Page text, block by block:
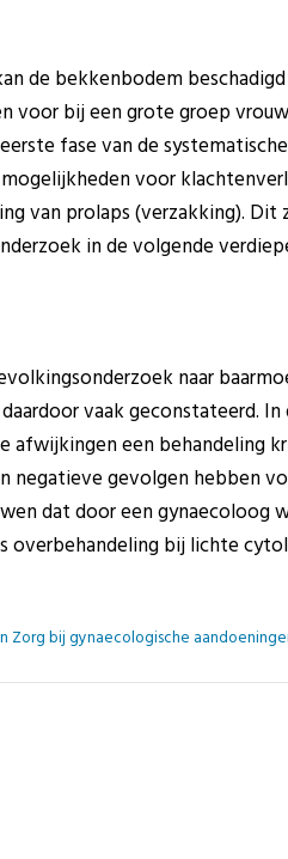
de bekkenbodem
voor bij een grote groep
fase van de
voor
van prolaps (verzakking). Dit
in de volgende
naar
vaak geconstateerd. In
een behandeling
negatieve gevolgen hebben
dat door een gynaecoloog
overbehandeling bij lichte
Zorg bij gynaecologische